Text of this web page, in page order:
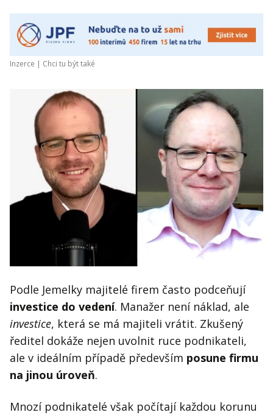
Inzerce | Chci tu být také
Podle Jemelky majitelé firem často podceňují
investice do vedení. Manažer není náklad, ale
investice, která se má majiteli vrátit. Zkušený
ředitel dokáže nejen uvolnit ruce podnikateli,
ale v ideálním případě především posune firmu
na jinou úroveň.
Mnozí podnikatelé však počítají každou korunu